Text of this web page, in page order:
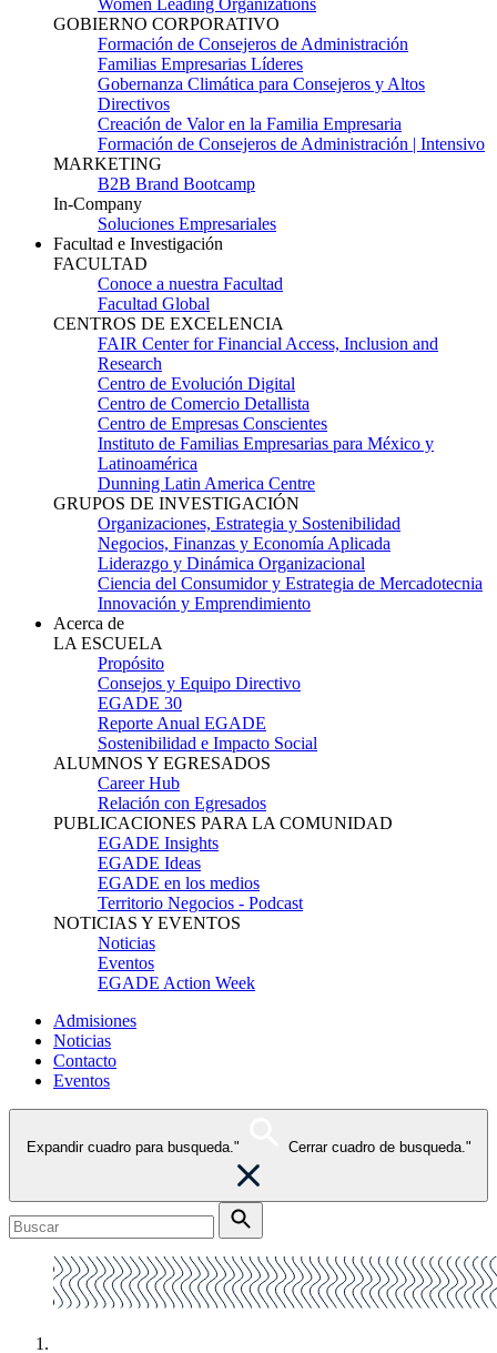
Women Leading Organizations
GOBIERNO CORPORATIVO
Formación de Consejeros de Administración
Familias Empresarias Líderes
Gobernanza Climática para Consejeros y Altos
Directivos
Creación de Valor en la Familia Empresaria
Formación de Consejeros de Administración | Intensivo
MARKETING
B2B Brand Bootcamp
In-Company
Soluciones Empresariales
Facultad e Investigación
FACULTAD
Conoce a nuestra Facultad
Facultad Global
CENTROS DE EXCELENCIA
FAIR Center for Financial Access, Inclusion and
Research
Centro de Evolución Digital
Centro de Comercio Detallista
Centro de Empresas Conscientes
Instituto de Familias Empresarias para México y
Latinoamérica
Dunning Latin America Centre
GRUPOS DE INVESTIGACIÓN
Organizaciones, Estrategia y Sostenibilidad
Negocios, Finanzas y Economía Aplicada
Liderazgo y Dinámica Organizacional
Ciencia del Consumidor y Estrategia de Mercadotecnia
Innovación y Emprendimiento
Acerca de
LA ESCUELA
Propósito
Consejos y Equipo Directivo
EGADE 30
Reporte Anual EGADE
Sostenibilidad e Impacto Social
ALUMNOS Y EGRESADOS
Career Hub
Relación con Egresados
PUBLICACIONES PARA LA COMUNIDAD
EGADE Insights
EGADE Ideas
EGADE en los medios
Territorio Negocios - Podcast
NOTICIAS Y EVENTOS
Noticias
Eventos
EGADE Action Week
Admisiones
Noticias
Contacto
Eventos
Expandir cuadro para busqueda." Cerrar cuadro de busqueda."